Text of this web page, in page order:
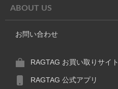
ABOUT US
お問い合わせ
RAGTAG お買い取りサイト
RAGTAG 公式アプリ